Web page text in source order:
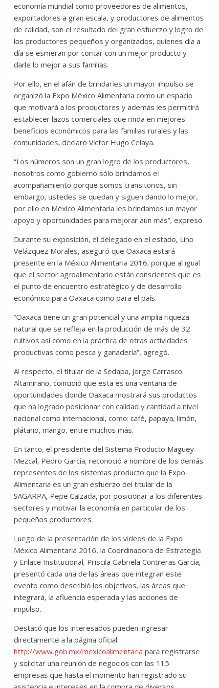
economía mundial como proveedores de alimentos,
exportadores a gran escala, y productores de alimentos
de calidad, son el resultado del gran esfuerzo y logro de
los productores pequeños y organizados, quienes día a
día se esmeran por contar con un mejor producto y
darle lo mejor a sus familias.
Por ello, en el afán de brindarles un mayor impulso se
organizó la Expo México Alimentaria como un espacio
que motivará a los productores y además les permitirá
establecer lazos comerciales que rinda en mejores
beneficios económicos para las familias rurales y las
comunidades, declaró Víctor Hugo Celaya.
“Los números son un gran logro de los productores,
nosotros como gobierno sólo brindamos el
acompañamiento porque somos transitorios, sin
embargo, ustedes se quedan y siguen dando lo mejor,
por ello en México Alimentaria les brindamos un mayor
apoyo y oportunidades para mejorar aún más”, expresó.
Durante su exposición, el delegado en el estado, Lino
Velázquez Morales, aseguró que Oaxaca estará
presente en la México Alimentaria 2016, porque al igual
que el sector agroalimentario están conscientes que es
el punto de encuentro estratégico y de desarrollo
económico para Oaxaca como para el país.
“Oaxaca tiene un gran potencial y una amplia riqueza
natural que se refleja en la producción de más de 32
cultivos así como en la práctica de otras actividades
productivas como pesca y ganadería”, agregó.
Al respecto, el titular de la Sedapa, Jorge Carrasco
Altamirano, coincidió que esta es una ventana de
oportunidades donde Oaxaca mostrará sus productos
que ha logrado posicionar con calidad y cantidad a nivel
nacional como internacional, como: café, papaya, limón,
plátano, mango, entre muchos más.
En tanto, el presidente del Sistema Producto Maguey-
Mezcal, Pedro García, reconoció a nombre de los demás
representes de los sistemas producto que la Expo
Alimentaria es un gran esfuerzo del titular de la
SAGARPA, Pepe Calzada, por posicionar a los diferentes
sectores y motivar la economía en particular de los
pequeños productores.
Luego de la presentación de los videos de la Expo
México Alimentaria 2016, la Coordinadora de Estrategia
y Enlace Institucional, Priscila Gabriela Contreras García,
presentó cada una de las áreas que integran este
evento como describió los objetivos, las áreas que
integrará, la afluencia esperada y las acciones de
impulso.
Destacó que los interesados pueden ingresar
directamente a la página oficial:
http://www.gob.mx/mexicoalimentaria para registrarse
y solicitar una reunión de negocios con las 115
empresas que hasta el momento han registrado su